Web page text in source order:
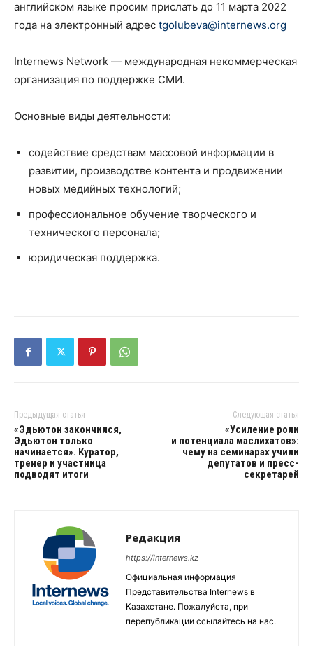
английском языке просим прислать до 11 марта 2022
года на электронный адрес tgolubeva@internews.org
Internews Network — международная некоммерческая
организация по поддержке СМИ.
Основные виды деятельности:
содействие средствам массовой информации в
развитии, производстве контента и продвижении
новых медийных технологий;
профессиональное обучение творческого и
технического персонала;
юридическая поддержка.
Предыдущая статья
«Эдьютон закончился,
Эдьютон только
начинается». Куратор,
тренер и участница
подводят итоги
Следующая статья
«Усиление роли
и потенциала маслихатов»:
чему на семинарах учили
депутатов и пресс-
секретарей
Редакция
https://internews.kz
Официальная информация
Представительства Internews в
Казахстане. Пожалуйста, при
перепубликации ссылайтесь на нас.